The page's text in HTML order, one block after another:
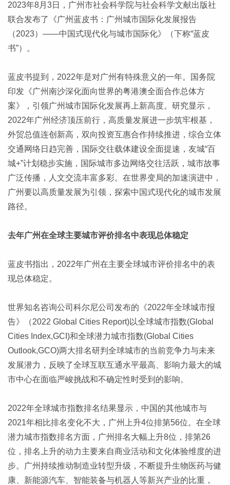
2023年8月3日，广州市社会科学院与社会科学文献出版社
联合发布了《广州蓝皮书：广州城市国际化发展报告
（2023）——中国式现代化与城市国际化》（下称“蓝皮
书”）。
蓝皮书提到，2022年是对广州有特殊意义的一年。国务院
印发《广州南沙深化面向世界的粤港澳全面合作总体方
案》，引领广州城市国际化发展再上新高度。研究显示，
2022年广州经济顶压前行，高质量发展进一步筑牢根基，
外贸总值连创新高，双向投资互惠合作持续推进，综合立体
交通网络日趋完善，国际交往载体建设全面提速，友城“百
城+”计划稳步实施，国际城市多边网络交往活跃，城市故事
广泛传播，人文交流丰富多彩。在世界变局的加速演进中，
广州要以高质量发展为引领，探索中国式现代化的城市发展
路径。
去年广州在全球主要城市评价排名中表现总体稳定
蓝皮书指出，2022年广州在主要全球城市评价排名中的表
现总体稳定。
世界知名咨询公司科尔尼公司发布的《2022年全球城市报
告》（2022 Global Cities Report)以全球城市指数(Global
Cities Index,GCI)和全球潜力城市指数(Global Cities
Outlook,GCO)两大排名研判全球城市的当前竞争力与未来
发展潜力，反映了全球互联互通水平最高、影响力最大的城
市中心在面临严峻挑战和不确定性时受到的影响。
2022年全球城市指数排名结果显示，中国的其他城市与
2021年相比排名变化不大，广州上升4位排第56位。在全球
潜力城市指数排名方面，广州排名大幅上升8位，排第26
位，排名上升的动力主要来自商业活动和文化体验维度的进
步。广州持续推动制造业转型升级，不断提升生物医药与健
康、新能源汽车、智能装备与机器人等新兴产业的比重，